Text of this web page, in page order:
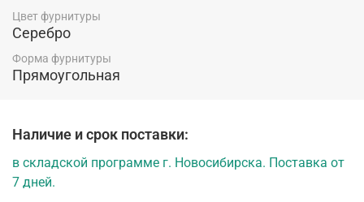
Цвет фурнитуры
Серебро
Форма фурнитуры
Прямоугольная
Наличие и срок поставки:
в складской программе г. Новосибирска. Поставка от
7 дней.